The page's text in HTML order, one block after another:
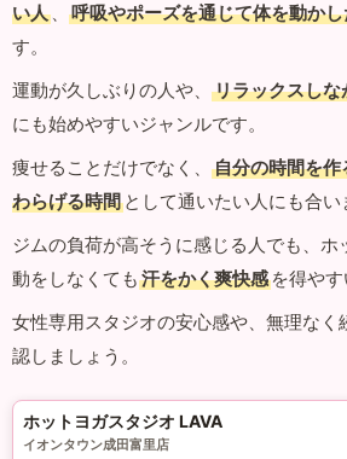
い人 、 呼吸やポーズを通じて体を動か
す。
運動が久しぶりの人や、
リラックスし
にも始めやすいジャンルです。
痩せることだけでなく、
自分の時間を作
わらげる時間 として通いたい人にも合い
ジムの負荷が高そうに感じる人でも、ホ
動をしなくても 汗をかく爽快感 を得やす
女性専用スタジオの安心感や、無理なく
認しましょう。
ホットヨガスタジオ LAVA
イオンタウン成田富里店